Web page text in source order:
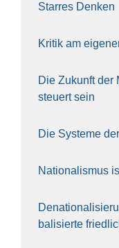
Star­res Den­ken
Kri­tik am
Die Zukunft der
steu­ert sein
Die Sys­te­me
Natio­na­lis­mus
ba­li­sier­te